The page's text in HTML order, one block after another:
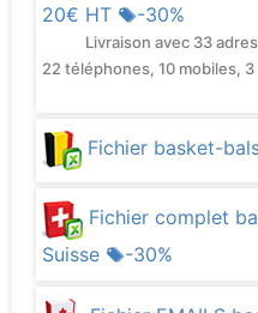
20€ HT
-30%
Livraison avec 33
22 téléphones, 10 mobiles, 3
Fichier basket-
Fichier complet
Suisse
-30%